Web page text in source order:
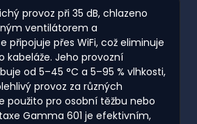
provoz při 35 dB, chlazeno
ventilátorem a
připojuje přes WiFi, což eliminuje
kabeláže. Jeho provozní
od 5–45 °C a 5–95 % vlhkosti,
provoz za různých
použito pro osobní těžbu nebo
Gamma 601 je efektivním,